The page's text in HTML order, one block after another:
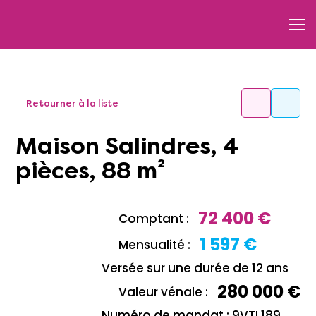
Retourner à la liste
Maison Salindres, 4
pièces, 88 m²
Comptant : 72 400 €
Mensualité : 1 597 €
Versée sur une durée de 12 ans
Valeur vénale :
280 000 €